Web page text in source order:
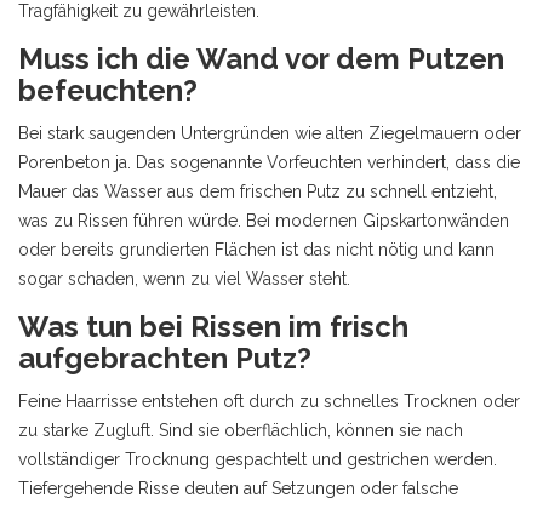
Tragfähigkeit zu gewährleisten.
Muss ich die Wand vor dem Putzen
befeuchten?
Bei stark saugenden Untergründen wie alten Ziegelmauern oder
Porenbeton ja. Das sogenannte Vorfeuchten verhindert, dass die
Mauer das Wasser aus dem frischen Putz zu schnell entzieht,
was zu Rissen führen würde. Bei modernen Gipskartonwänden
oder bereits grundierten Flächen ist das nicht nötig und kann
sogar schaden, wenn zu viel Wasser steht.
Was tun bei Rissen im frisch
aufgebrachten Putz?
Feine Haarrisse entstehen oft durch zu schnelles Trocknen oder
zu starke Zugluft. Sind sie oberflächlich, können sie nach
vollständiger Trocknung gespachtelt und gestrichen werden.
Tiefergehende Risse deuten auf Setzungen oder falsche